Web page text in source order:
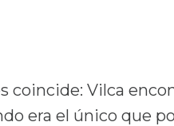
coincide: Vilca
era el único que